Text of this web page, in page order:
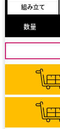
組み立て
数量